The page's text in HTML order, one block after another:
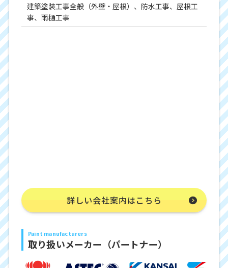
建築塗装工事全般（外壁・屋根）、防水工事、屋根工
事、雨樋工事
詳しい会社案内はこちら
Paint manufacturers
取り扱いメーカー（パートナー）